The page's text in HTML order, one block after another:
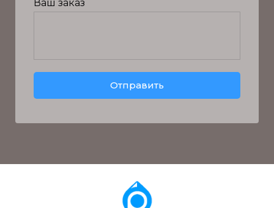
Общий вес:
Вариант источника
Ваш заказ
Отправить